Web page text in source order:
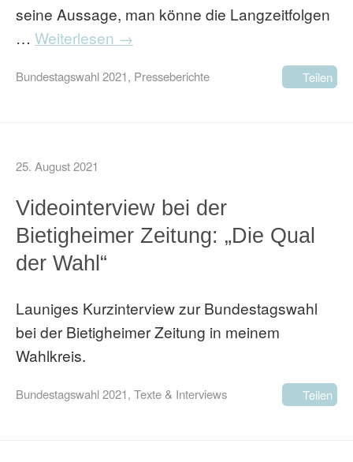
seine Aussage, man könne die Langzeitfolgen
… Weiterlesen →
Bundestagswahl 2021, Presseberichte Teilen
25. August 2021
Videointerview bei der
Bietigheimer Zeitung: „Die Qual
der Wahl“
Launiges Kurzinterview zur Bundestagswahl
bei der Bietigheimer Zeitung in meinem
Wahlkreis.
Bundestagswahl 2021, Texte & Interviews Teilen